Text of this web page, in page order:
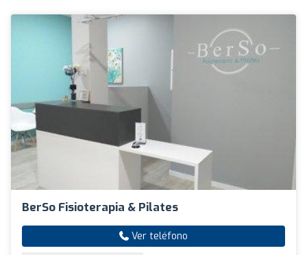
BerSo Fisioterapia & Pilates
Ver teléfono